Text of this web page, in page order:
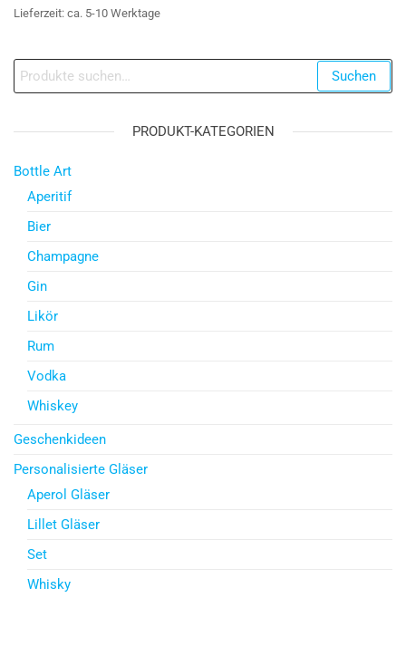
81,49 €
Lieferzeit: ca. 5-10 Werktage
Suche
nach:
Suchen
PRODUKT-KATEGORIEN
Bottle Art
Aperitif
Bier
Champagne
Gin
Likör
Rum
Vodka
Whiskey
Geschenkideen
Personalisierte Gläser
Aperol Gläser
Lillet Gläser
Set
Whisky